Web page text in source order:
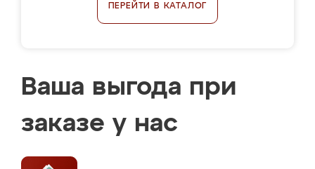
ПЕРЕЙТИ В КАТАЛОГ
Ваша выгода при
заказе у нас